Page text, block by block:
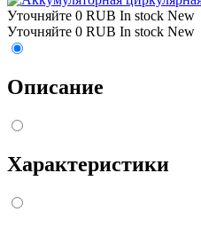
Уточняйте 0 RUB In stock New
Уточняйте 0 RUB In stock New
Описание
Характеристики